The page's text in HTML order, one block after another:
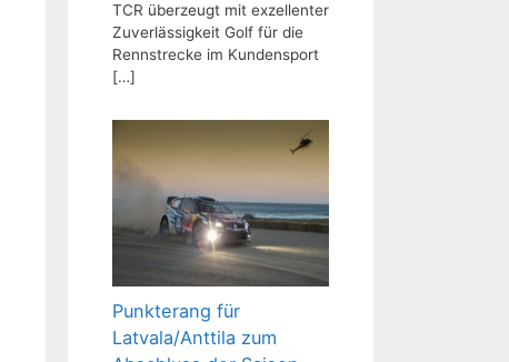
TCR überzeugt mit exzellenter
Zuverlässigkeit Golf für die
Rennstrecke im Kundensport
[…]
Punkterang für
Latvala/Anttila zum